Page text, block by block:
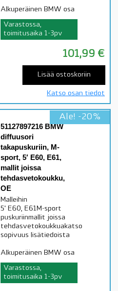
Alkuperäinen BMW osa
Varastossa,
toimitusaika 1-3pv
101,99 €
Lisää ostoskoriin
Katso osan tiedot
Ale! -20%
51127897216 BMW
diffuusori
takapuskuriin, M-
sport, 5′ E60, E61,
mallit joissa
tehdasvetokoukku,
OE
Malleihin
5' E60, E61M-sport
puskuriinmallit joissa
tehdasvetokoukkuakatso
sopivuus lisätiedoista
Alkuperäinen BMW osa
Varastossa,
toimitusaika 1-3pv